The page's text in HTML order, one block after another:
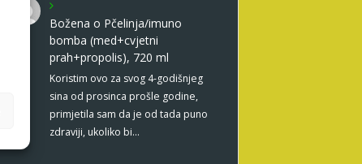
Božena o Pčelinja/imuno
bomba (med+cvjetni
prah+propolis), 720 ml
Koristim ovo za svog 4-godišnjeg
sina od prosinca prošle godine,
primjetila sam da je od tada puno
zdraviji, ukoliko bi…